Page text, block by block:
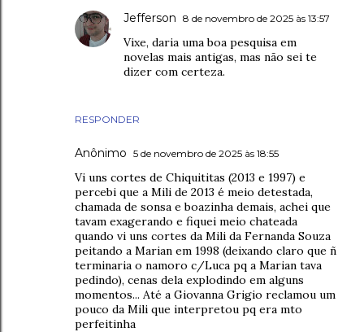
RESPONDER
Jefferson 8 de novembro de 2025 às 13:57
Vixe, daria uma boa pesquisa em
novelas mais antigas, mas não sei te
dizer com certeza.
Anônimo 5 de novembro de 2025 às 18:55
Vi uns cortes de Chiquititas (2013 e 1997) e
percebi que a Mili de 2013 é meio detestada,
chamada de sonsa e boazinha demais, achei que
tavam exagerando e fiquei meio chateada
quando vi uns cortes da Mili da Fernanda Souza
peitando a Marian em 1998 (deixando claro que ñ
terminaria o namoro c/Luca pq a Marian tava
pedindo), cenas dela explodindo em alguns
momentos... Até a Giovanna Grigio reclamou um
pouco da Mili que interpretou pq era mto
perfeitinha